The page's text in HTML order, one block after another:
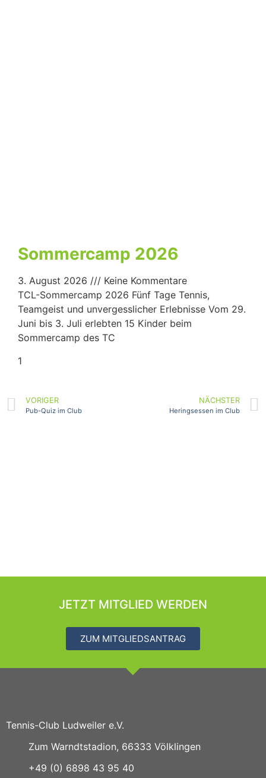
Sommercamp 2026
3. August 2026
Keine Kommentare
TCL-Sommercamp 2026 Fünf Tage Tennis,
Teamgeist und unvergesslicher Erlebnisse Vom 29.
Juni bis 3. Juli erlebten 15 Kinder beim
Sommercamp des TC
VORIGER
Pub-Quiz im Club
NÄCHSTER
Heringsessen im Club
JETZT MITGLIED WERDEN
ZUM MITGLIEDSANTRAG
Tennis-Club Ludweiler e.V.
Zum Warndtstadion, 66333 Völklingen
+49 (0) 6898 43 95 40